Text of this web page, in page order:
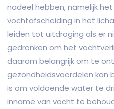
nadeel hebben, namelijk
vochtafscheiding in het
leiden tot uitdroging als er
gedronken om het
daarom belangrijk om te
gezondheidsvoordelen kan
is om voldoende water te
inname van vocht te